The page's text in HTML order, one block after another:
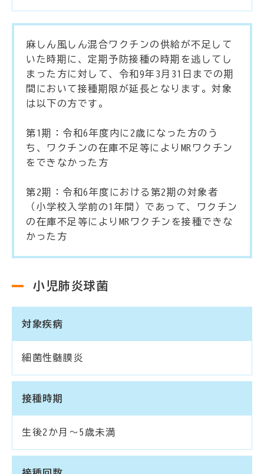
麻しん風しん混合ワクチンの供給が不足して
いた時期に、定期予防接種の時期を逃してし
まった方に対して、令和9年3月31日までの期
間において接種期限が延長となります。対象
は以下の方です。
第1期：令和6年度内に2歳になった方のう
ち、ワクチンの在庫不足等によりMRワクチン
をできなかった方
第2期：令和6年度における第2期の対象者
（小学校入学前の1年間）であって、ワクチン
の在庫不足等によりMRワクチンを接種できな
かった方
小児肺炎球菌
対象疾病
細菌性髄膜炎
接種時期
生後2か月～5歳未満